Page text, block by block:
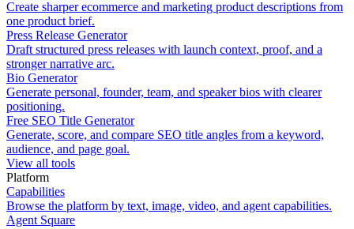
Create sharper ecommerce and marketing product descriptions from
one product brief.
Press Release Generator
Draft structured press releases with launch context, proof, and a
stronger narrative arc.
Bio Generator
Generate personal, founder, team, and speaker bios with clearer
positioning.
Free SEO Title Generator
Generate, score, and compare SEO title angles from a keyword,
audience, and page goal.
View all tools
Platform
Capabilities
Browse the platform by text, image, video, and agent capabilities.
Agent Square